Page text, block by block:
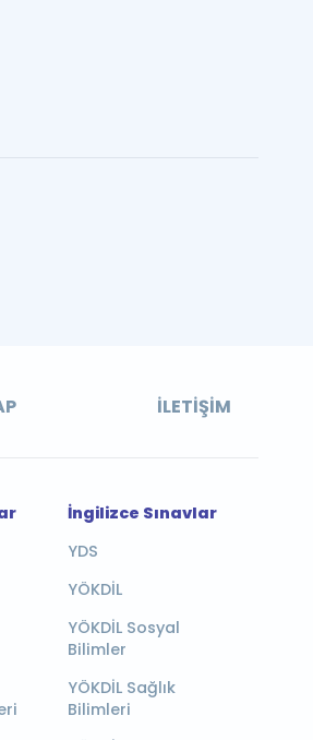
İLETIŞIM
İngilizce Sınavlar
YDS
YÖKDİL
YÖKDİL Sosyal
Bilimler
YÖKDİL Sağlık
Bilimleri